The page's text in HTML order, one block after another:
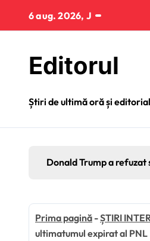
conținut
6 aug. 2026, J
Editorul
Știri de ultimă oră și
Donald Trump a
Prima pagină -ȘTIRI
ultimatumul expirat al PNL